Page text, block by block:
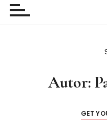
Autor:
GET